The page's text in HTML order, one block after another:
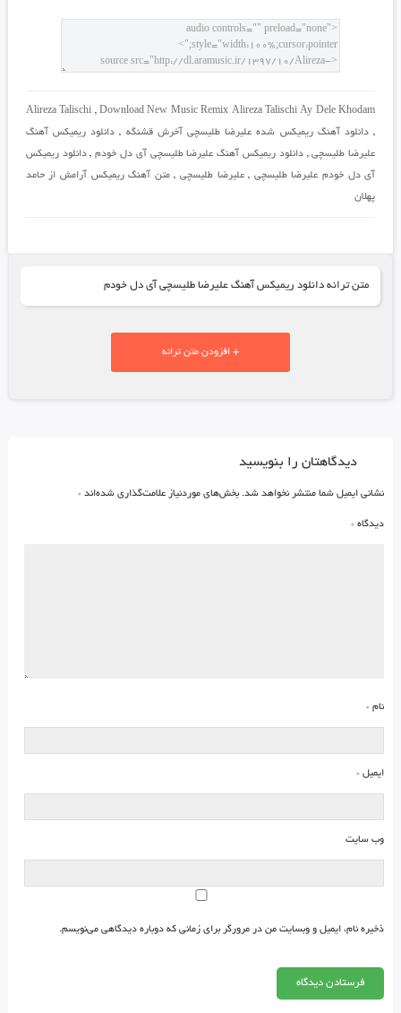
Alireza Talischi ,Download New Music Remix Alireza Talischi Ay Dele Khodam
, دانلود آهنگ ریمیکس شده علیرضا طلیسچی آخرش قشنگه , دانلود ریمیکس آهنگ
علیرضا طلیسچی,دانلود ریمیکس آهنگ علیرضا طلیسچی آی دل خودم,دانلود ریمیکس
آی دل خودم علیرضا طلیسچی ,علیرضا طلیسچی,متن آهنگ ریمیکس آرامش از حامد
پهلان
متن ترانه دانلود ریمیکس آهنگ علیرضا طلیسچی آی دل خودم
+ افزودن متن ترانه
دیدگاهتان را بنویسید
نشانی ایمیل شما منتشر نخواهد شد. بخش‌های موردنیاز علامت‌گذاری شده‌اند *
دیدگاه *
نام *
ایمیل *
وب‌ سایت
ذخیره نام، ایمیل و وبسایت من در مرورگر برای زمانی که دوباره دیدگاهی می‌نویسم.